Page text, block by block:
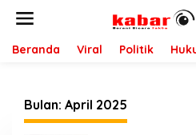
Beranda Viral Politik
Bulan: April 2025